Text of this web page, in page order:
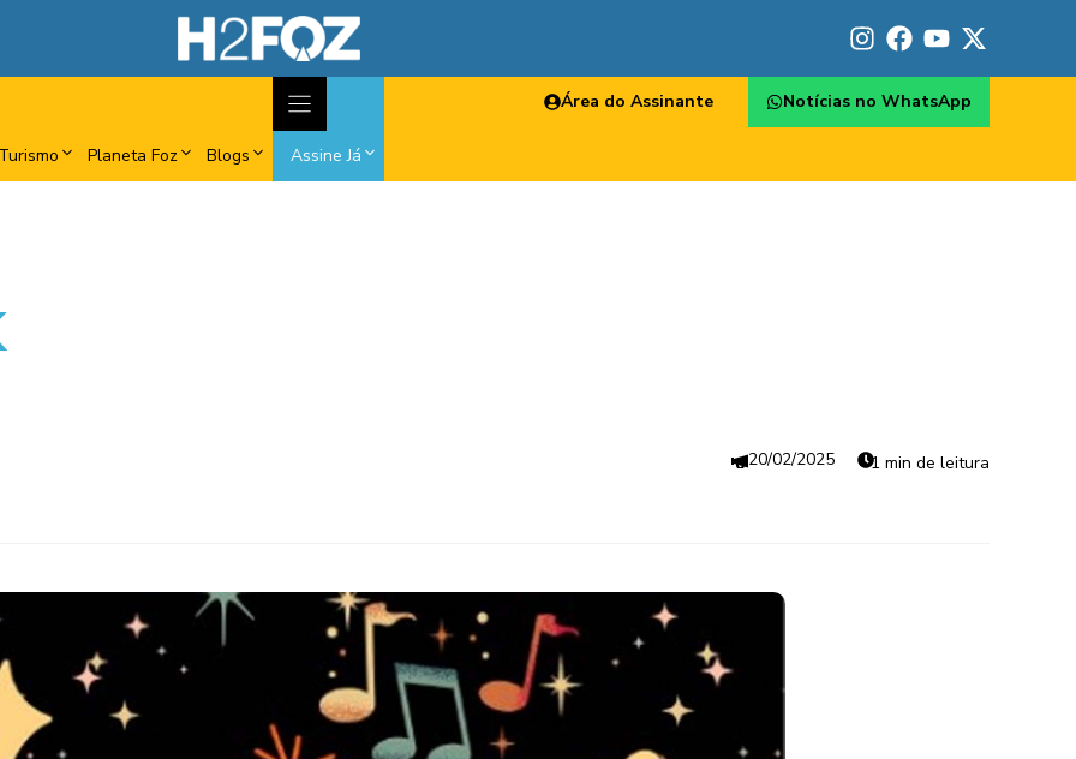
Planeta Foz Blogs Assine Já
Área do Assinante Notícias no WhatsApp
20/02/2025 1 min de leitura